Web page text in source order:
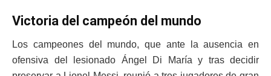
Victoria del campeón del mundo
Los campeones del mundo, que ante la ausencia en
ofensiva del lesionado Ángel Di María y tras decidir